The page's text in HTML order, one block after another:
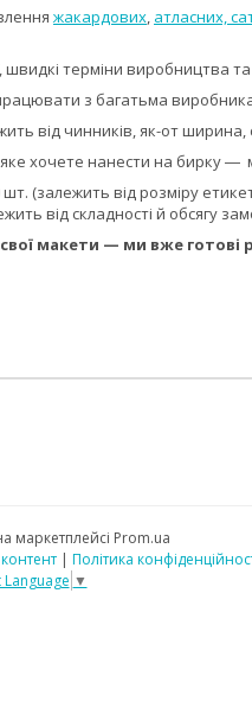
жакардових атласних,
терміни виробництва та
з багатьма
від чинників, як-от
хочете нанести на бирку ―
(залежить від розміру
від складності й обсягу
макети — ми вже
маркетплейсі Prom.ua
| Політика
Language ▼